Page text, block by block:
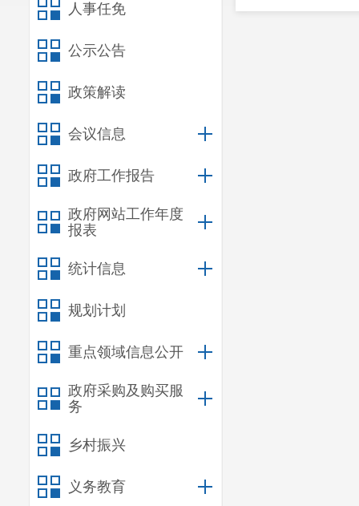
人事任免
公示公告
政策解读
会议信息
政府工作报告
政府网站工作年度
报表
统计信息
规划计划
重点领域信息公开
政府采购及购买服
务
乡村振兴
义务教育